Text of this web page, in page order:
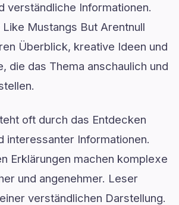
verständliche Informationen.
Mustangs But Arentnull
Überblick, kreative Ideen und
die das Thema anschaulich und
oft durch das Entdecken
interessanter Informationen.
Erklärungen machen komplexe
und angenehmer. Leser
verständlichen Darstellung.